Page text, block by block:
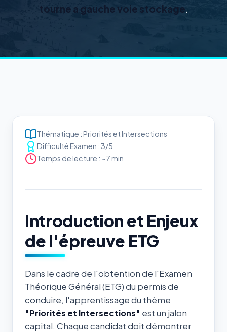
tourne a gauche voie stockage.
Thématique : Priorités et Intersections
Difficulté Examen : 3/5
Temps de lecture : ~7 min
Introduction et Enjeux
de l'épreuve ETG
Dans le cadre de l'obtention de l'Examen
Théorique Général (ETG) du permis de
conduire, l'apprentissage du thème
"Priorités et Intersections" est un jalon
capital. Chaque candidat doit démontrer